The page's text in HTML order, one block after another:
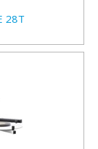
28T